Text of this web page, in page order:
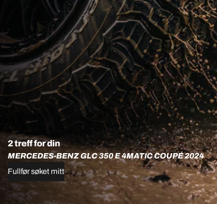
2 treff for din
MERCEDES-BENZ GLC 350 E 4MATIC COUPÉ 2024
Fullfør søket mitt